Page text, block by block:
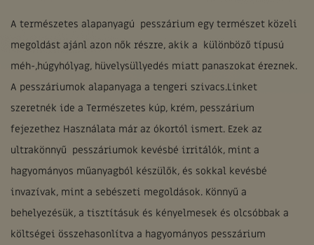
A természetes alapanyagú pesszárium egy természet közeli
megoldást ajánl azon nők részre, akik a különböző típusú
méh-,húgyhólyag, hüvelysüllyedés miatt panaszokat éreznek.
A pesszáriumok alapanyaga a tengeri szivacs.Linket
szeretnék ide a Természetes kúp, krém, pesszárium
fejezethez Használata már az ókortól ismert. Ezek az
ultrakönnyű pesszáriumok kevésbé irritálók, mint a
hagyományos műanyagból készülők, és sokkal kevésbé
invazívak, mint a sebészeti megoldások. Könnyű a
behelyezésük, a tisztításuk és kényelmesek és olcsóbbak a
költségei összehasonlítva a hagyományos pesszárium